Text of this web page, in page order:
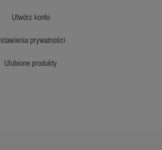
utwórz konto
ustawienia prywatności
ulubione produkty